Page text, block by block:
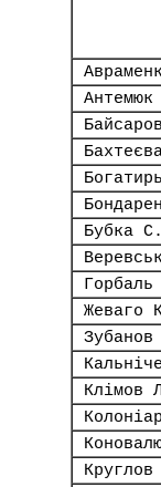
Бубка
Жеваго
Клімов